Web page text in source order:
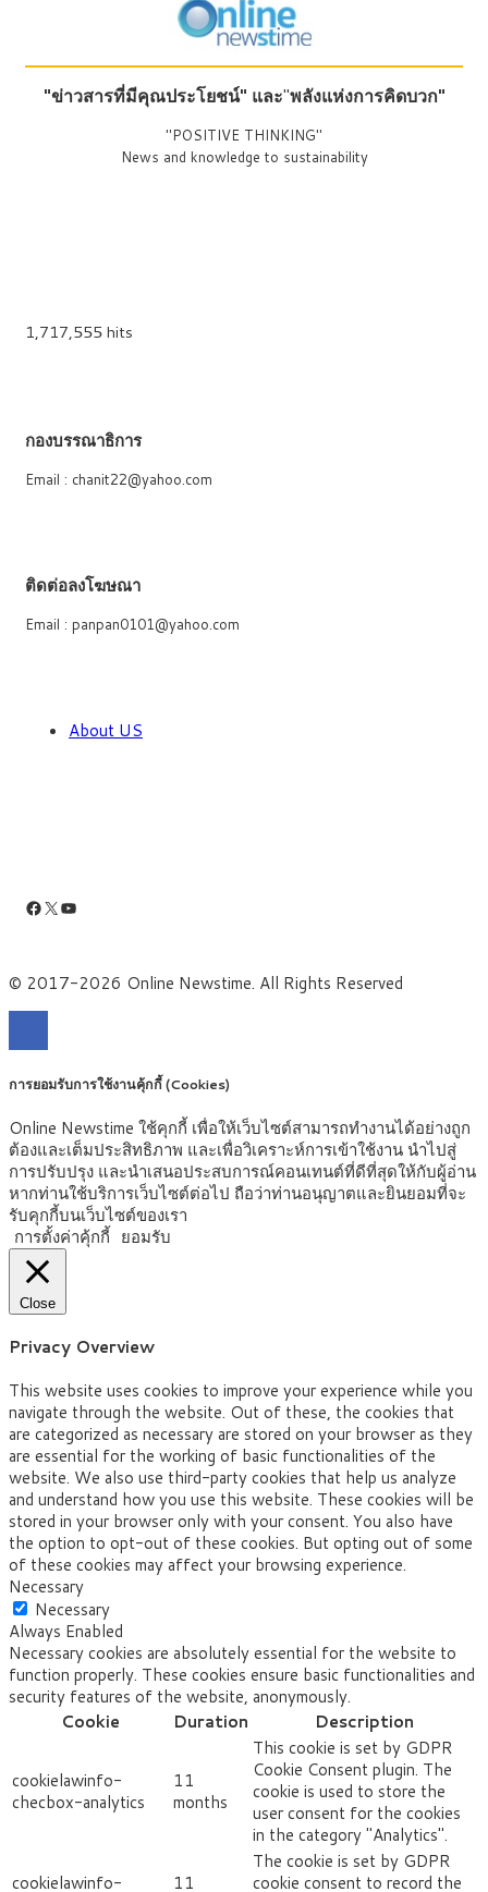
"ข่าวสารที่มีคุณประโยชน์" และ"พลังแห่งการคิดบวก"
"POSITIVE THINKING"
News and knowledge to sustainability
1,717,555 hits
กองบรรณาธิการ
Email : chanit22@yahoo.com
ติดต่อลงโฆษณา
Email : panpan0101@yahoo.com
About US
Facebook
X YouTube
© 2017-2026 Online Newstime. All Rights Reserved
การยอมรับการใช้งานคุ้กกี้ (Cookies)
Online Newstime ใช้คุกกี้ เพื่อให้เว็บไซต์สามารถทำงานได้อย่างถูก
ต้องและเต็มประสิทธิภาพ และเพื่อวิเคราะห์การเข้าใช้งาน นำไปสู่
การปรับปรุง และนำเสนอประสบการณ์คอนเทนต์ที่ดีที่สุดให้กับผู้อ่าน
หากท่านใช้บริการเว็บไซต์ต่อไป ถือว่าท่านอนุญาตและยินยอมที่จะ
รับคุกกี้บนเว็บไซต์ของเรา
การตั้งค่าคุ้กกี้ ยอมรับ
Close
Privacy Overview
This website uses cookies to improve your experience while you
navigate through the website. Out of these, the cookies that
are categorized as necessary are stored on your browser as they
are essential for the working of basic functionalities of the
website. We also use third-party cookies that help us analyze
and understand how you use this website. These cookies will be
stored in your browser only with your consent. You also have
the option to opt-out of these cookies. But opting out of some
of these cookies may affect your browsing experience.
Necessary
Necessary
Always Enabled
Necessary cookies are absolutely essential for the website to
function properly. These cookies ensure basic functionalities and
security features of the website, anonymously.
Cookie
Duration Description
cookielawinfo-
checbox-analytics
11
months
This cookie is set by GDPR
Cookie Consent plugin. The
cookie is used to store the
user consent for the cookies
in the category "Analytics".
cookielawinfo-
11
The cookie is set by GDPR
cookie consent to record the